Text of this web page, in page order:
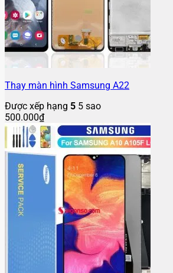
Thay màn hình Samsung A22
Được xếp hạng 5 5 sao
500.000₫